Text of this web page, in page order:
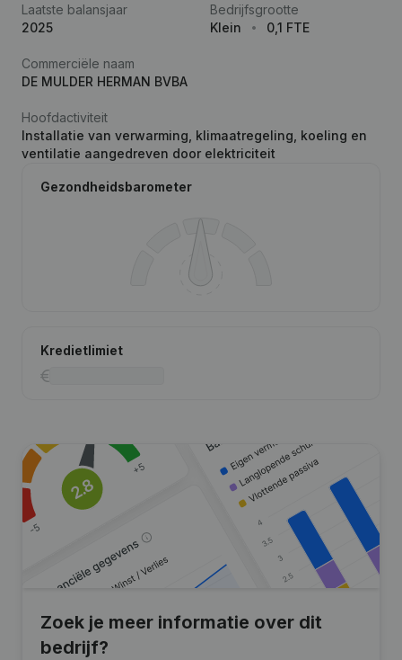
Laatste balansjaar
2025
Bedrijfsgrootte
Klein
0,1 FTE
Commerciële naam
DE MULDER HERMAN BVBA
Hoofdactiviteit
Installatie van verwarming, klimaatregeling, koeling en
ventilatie aangedreven door elektriciteit
Gezondheidsbarometer
Kredietlimiet
Zoek je meer informatie over dit
bedrijf?